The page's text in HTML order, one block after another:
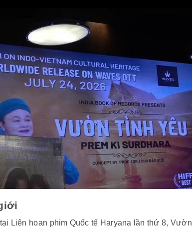
Liên hoan phim Quốc tế Haryana lần thứ 8,